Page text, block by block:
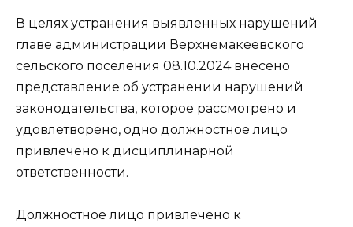
В целях устранения выявленных нарушений
главе администрации Верхнемакеевского
сельского поселения 08.10.2024 внесено
представление об устранении нарушений
законодательства, которое рассмотрено и
удовлетворено, одно должностное лицо
привлечено к дисциплинарной
ответственности.
Должностное лицо привлечено к